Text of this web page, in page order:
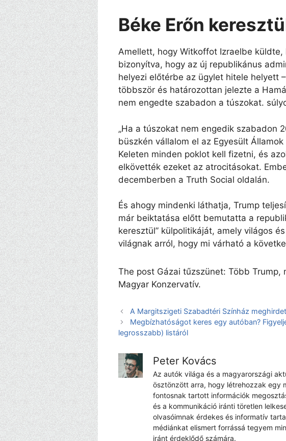
Béke Erőn
Amellett, hogy Witkoffot Izraelbe
bizonyítva, hogy az új republikánus
helyezi előtérbe az ügylet hitele helyett
többször és határozottan jelezte a
nem engedte szabadon a túszokat.
„Ha a túszokat nem engedik szabadon
büszkén vállalom el az Egyesült
Keleten minden poklot kell fizetni, és
elkövették ezeket az atrocitásokat.
decemberben a Truth Social oldalán.
És ahogy mindenki láthatja, Trump
már beiktatása előtt bemutatta a
keresztül” külpolitikáját, amely világos
világnak arról, hogy mi várható a
The post Gázai tűzszünet: Több Trump,
Magyar Konzervatív.
A Margitszigeti Szabadtéri Színház
Megbízhatóságot keres egy autóban?
legrosszabb) listáról
Peter Kovács
Az autók világa és a magyarországi
ösztönzött arra, hogy létrehozzak egy
fontosnak tartott információk
és a kommunikáció iránti töretlen
olvasóimnak érdekes és informatív
médiánkat elismert forrássá tegyem
iránt érdeklődő számára.